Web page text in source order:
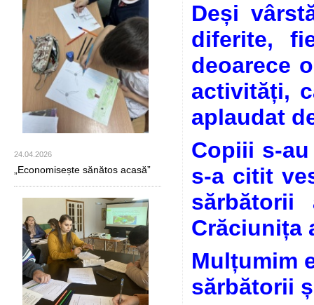
24.04.2026
„Economisește sănătos acasă”
Deși
diferite,
deoarece
activități,
aplaudat
Copiii s-
s-a citit
Crăciunița
Mulțumim
sărbătorii